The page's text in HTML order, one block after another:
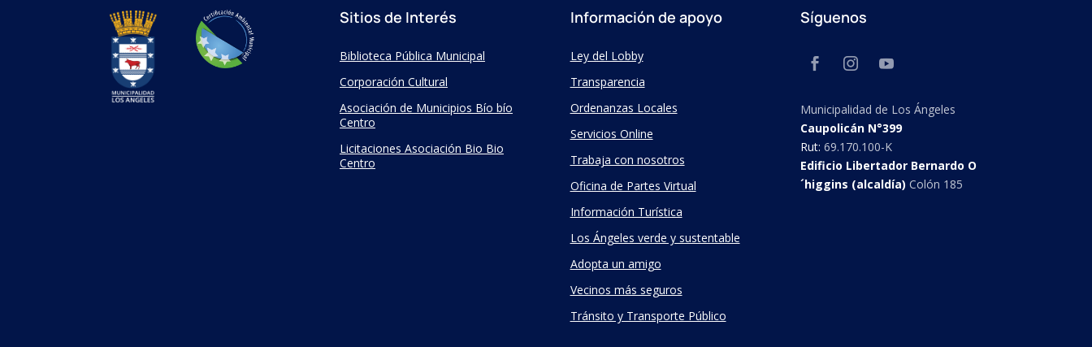
Sitios de Interés
Biblioteca Pública Municipal
Corporación Cultural
Asociación de Municipios Bío bío
Centro
Licitaciones Asociación Bio Bio
Centro
Información de apoyo
Ley del Lobby
Transparencia
Ordenanzas Locales
Servicios Online
Trabaja con nosotros
Oficina de Partes Virtual
Información Turística
Los Ángeles verde y sustentable
Adopta un amigo
Vecinos más seguros
Tránsito y Transporte Público
Síguenos
Municipalidad de Los Ángeles
Caupolicán N°399
Rut:69.170.100-K
Edificio Libertador Bernardo O
´higgins (alcaldía)Colón 185